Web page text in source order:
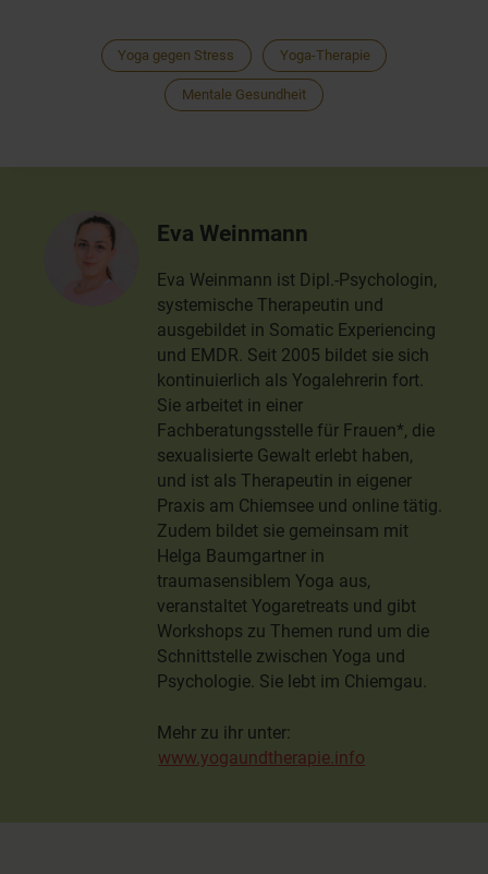
Yoga gegen Stress Yoga-Therapie
Mentale Gesundheit
Eva Weinmann
Eva Weinmann ist Dipl.-Psychologin,
systemische Therapeutin und
ausgebildet in Somatic Experiencing
und EMDR. Seit 2005 bildet sie sich
kontinuierlich als Yogalehrerin fort.
Sie arbeitet in einer
Fachberatungsstelle für Frauen*, die
sexualisierte Gewalt erlebt haben,
und ist als Therapeutin in eigener
Praxis am Chiemsee und online tätig.
Zudem bildet sie gemeinsam mit
Helga Baumgartner in
traumasensiblem Yoga aus,
veranstaltet Yogaretreats und gibt
Workshops zu Themen rund um die
Schnittstelle zwischen Yoga und
Psychologie. Sie lebt im Chiemgau.
Mehr zu ihr unter:
www.yogaundtherapie.info